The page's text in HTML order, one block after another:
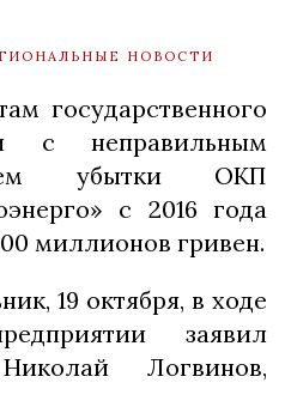
НОВОСТИ
государственного
с неправильным
убытки ОКП
с 2016 года
миллионов гривен.
19 октября, в ходе
заявил
Логвинов,